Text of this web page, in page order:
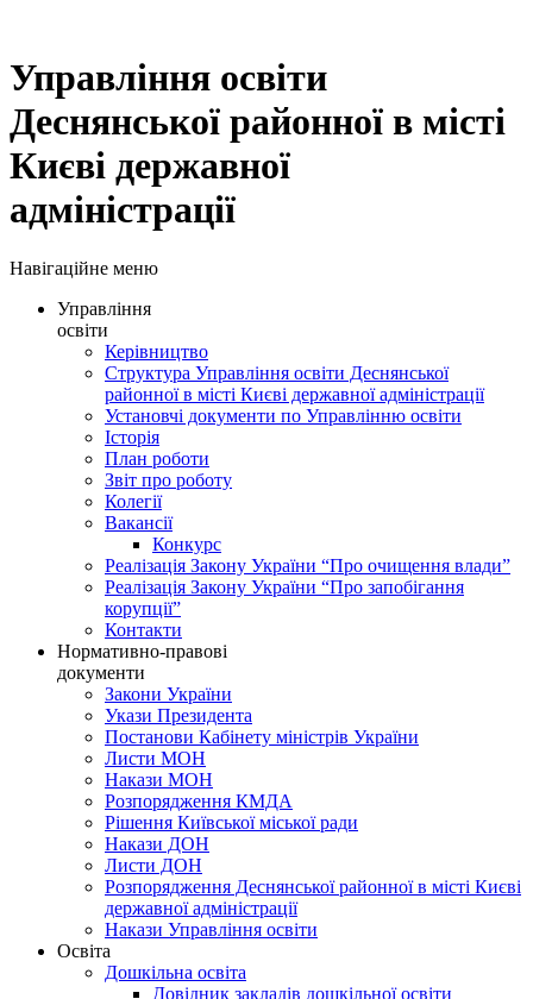
Управління освіти
Деснянської районної в місті
Києві державної
адміністрації
Навігаційне меню
Управління
освіти
Керівництво
Структура Управління освіти Деснянської
районної в місті Києві державної адміністрації
Установчі документи по Управлінню освіти
Історія
План роботи
Звіт про роботу
Колегії
Вакансії
Конкурс
Реалізація Закону України “Про очищення влади”
Реалізація Закону України “Про запобігання
корупції”
Контакти
Нормативно-правові
документи
Закони України
Укази Президента
Постанови Кабінету міністрів України
Листи МОН
Накази МОН
Розпорядження КМДА
Рішення Київської міської ради
Накази ДОН
Листи ДОН
Розпорядження Деснянської районної в місті Києві
державної адміністрації
Накази Управління освіти
Освіта
Дошкільна освіта
Довідник закладів дошкільної освіти